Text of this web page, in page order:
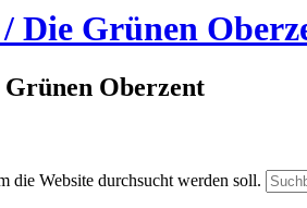
Die Grünen
Oberzent
die Website durchsucht werden soll.